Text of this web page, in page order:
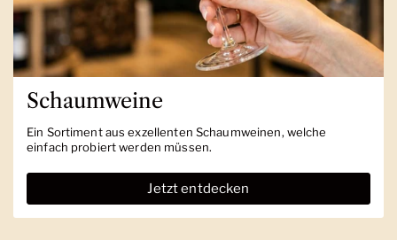
Schaumweine
Ein Sortiment aus exzellenten Schaumweinen, welche
einfach probiert werden müssen.
Jetzt entdecken